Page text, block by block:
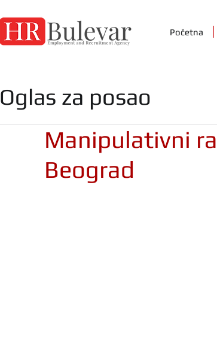
Početna
Manipulativni
Beograd
Oglas za posao